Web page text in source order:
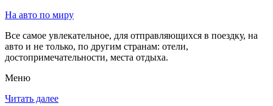
На авто по миру
Все самое увлекательное, для отправляющихся в поездку, на
авто и не только, по другим странам: отели,
достопримечательности, места отдыха.
Меню
Читать далее